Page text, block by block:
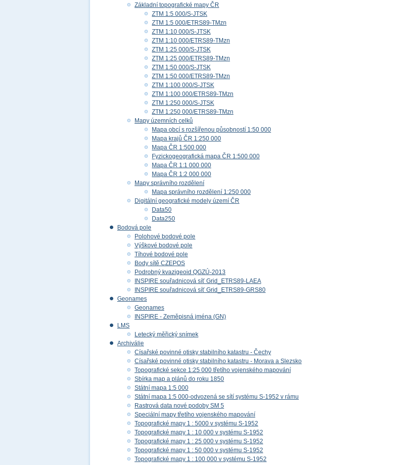
Základní topografické mapy ČR
ZTM 1:5 000/S-JTSK
ZTM 1:5 000/ETRS89-TMzn
ZTM 1:10 000/S-JTSK
ZTM 1:10 000/ETRS89-TMzn
ZTM 1:25 000/S-JTSK
ZTM 1:25 000/ETRS89-TMzn
ZTM 1:50 000/S-JTSK
ZTM 1:50 000/ETRS89-TMzn
ZTM 1:100 000/S-JTSK
ZTM 1:100 000/ETRS89-TMzn
ZTM 1:250 000/S-JTSK
ZTM 1:250 000/ETRS89-TMzn
Mapy územních celků
Mapa obcí s rozšířenou působností 1:50 000
Mapa krajů ČR 1:250 000
Mapa ČR 1:500 000
Fyzickogeografická mapa ČR 1:500 000
Mapa ČR 1:1 000 000
Mapa ČR 1:2 000 000
Mapy správního rozdělení
Mapa správního rozdělení 1:250 000
Digitální geografické modely území ČR
Data50
Data250
Bodová pole
Polohové bodové pole
Výškové bodové pole
Tíhové bodové pole
Body sítě CZEPOS
Podrobný kvazigeoid QGZÚ-2013
INSPIRE souřadnicová síť Grid_ETRS89-LAEA
INSPIRE souřadnicová síť Grid_ETRS89-GRS80
Geonames
Geonames
INSPIRE - Zeměpisná jména (GN)
LMS
Letecký měřický snímek
Archiválie
Císařské povinné otisky stabilního katastru - Čechy
Císařské povinné otisky stabilního katastru - Morava a Slezsko
Topografické sekce 1:25 000 třetího vojenského mapování
Sbírka map a plánů do roku 1850
Státní mapa 1:5 000
Státní mapa 1:5 000-odvozená se sítí systému S-1952 v rámu
Rastrová data nové podoby SM 5
Speciální mapy třetího vojenského mapování
Topografické mapy 1 : 5000 v systému S-1952
Topografické mapy 1 : 10 000 v systému S-1952
Topografické mapy 1 : 25 000 v systému S-1952
Topografické mapy 1 : 50 000 v systému S-1952
Topografické mapy 1 : 100 000 v systému S-1952